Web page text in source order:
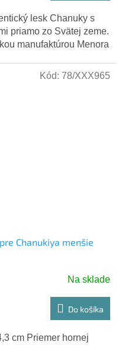
lesk Chanuky s
priamo zo Svätej zeme.
manufaktúrou Menora
Chanukiya menšie
Na sklade
Do košíka
cm Priemer hornej
Kód: 78/XXX965